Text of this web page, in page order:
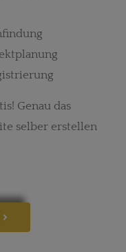
Genau das
selber erstellen